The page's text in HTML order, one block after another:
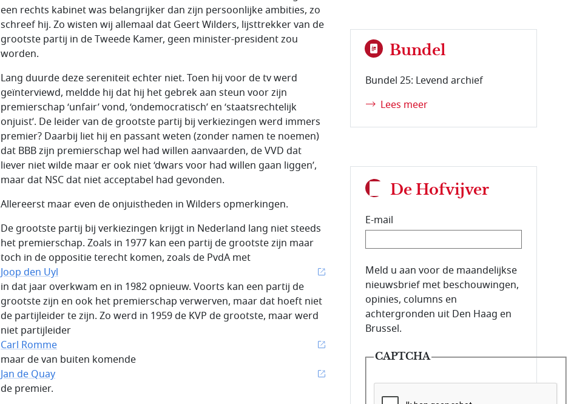
een rechts kabinet was belangrijker dan zijn persoonlijke ambities, zo
schreef hij. Zo wisten wij allemaal dat Geert Wilders, lijsttrekker van de
grootste partij in de Tweede Kamer, geen minister-president zou
worden.
Lang duurde deze sereniteit echter niet. Toen hij voor de tv werd
geïnterviewd, meldde hij dat hij het gebrek aan steun voor zijn
premierschap ‘unfair’ vond, ‘ondemocratisch’ en ‘staatsrechtelijk
onjuist’. De leider van de grootste partij bij verkiezingen werd immers
premier? Daarbij liet hij en passant weten (zonder namen te noemen)
dat BBB zijn premierschap wel had willen aanvaarden, de VVD dat
liever niet wilde maar er ook niet ‘dwars voor had willen gaan liggen’,
maar dat NSC dat niet acceptabel had gevonden.
Allereerst maar even de onjuistheden in Wilders opmerkingen.
De grootste partij bij verkiezingen krijgt in Nederland lang niet steeds
het premierschap. Zoals in 1977 kan een partij de grootste zijn maar
toch in de oppositie terecht komen, zoals de PvdA met
Joop den Uyl
in dat jaar overkwam en in 1982 opnieuw. Voorts kan een partij de
grootste zijn en ook het premierschap verwerven, maar dat hoeft niet
de partijleider te zijn. Zo werd in 1959 de KVP de grootste, maar werd
niet partijleider
Carl Romme
maar de van buiten komende
Jan de Quay
de premier.
Bundel
Bundel 25: Levend archief
Lees meer
De Hofvijver
E-mail
E-mailadres van de abonnee.
Meld u aan voor de maandelijkse
nieuwsbrief met beschouwingen,
opinies, columns en
achtergronden uit Den Haag en
Brussel.
CAPTCHA